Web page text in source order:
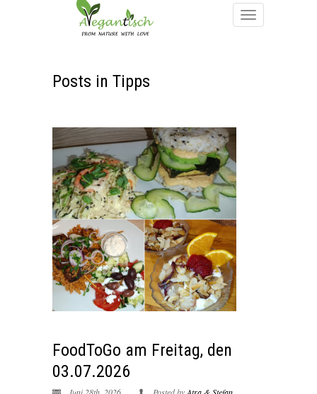
Posts in Tipps
FoodToGo am Freitag, den
03.07.2026